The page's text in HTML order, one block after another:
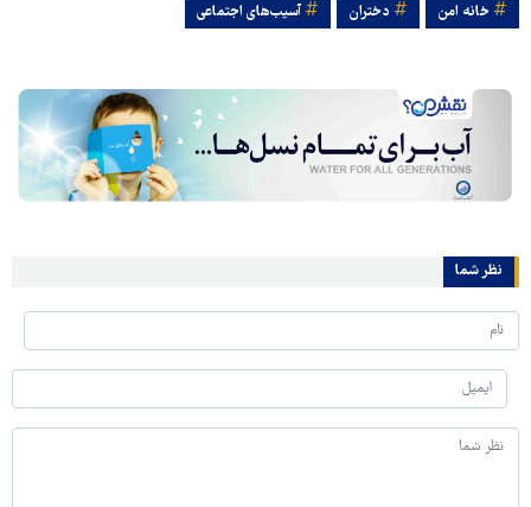
خانه امن دختران آسیب‌های اجتماعی
نظر شما